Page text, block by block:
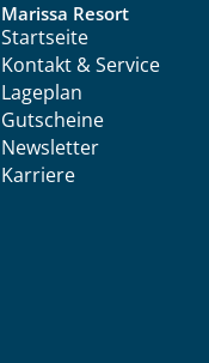
Marissa Resort
Startseite
Kontakt & Service
Lageplan
Gutscheine
Newsletter
Karriere